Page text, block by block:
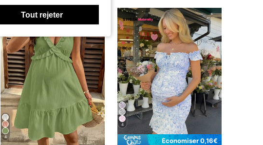
4
4
Économiser 0,16€
Tout rejeter